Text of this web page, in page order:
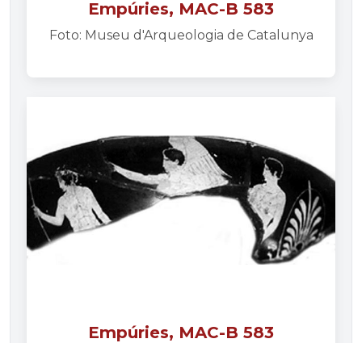
Empúries, MAC-B 583
Foto: Museu d'Arqueologia de Catalunya
Empúries, MAC-B 583